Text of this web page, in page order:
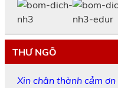
THƯ NGÕ
Xin chân thành cảm